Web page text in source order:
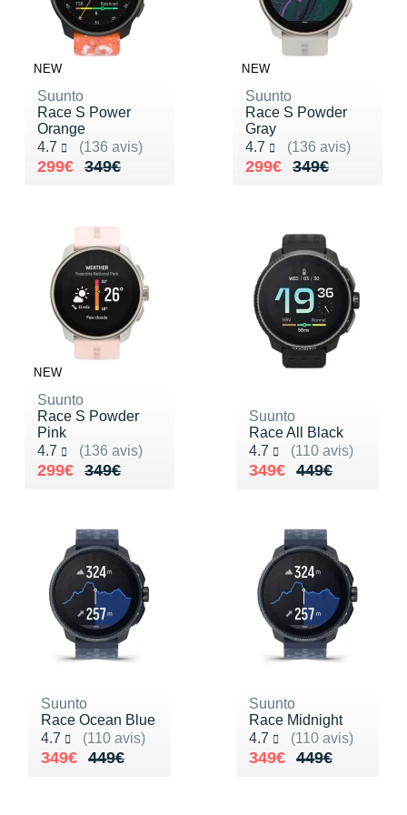
NEW
Suunto
Race S Power
Orange
4.7
(136 avis)
Noté 4.7 sur 5
349€
Au lieu de 349€
299€
Vendu 299€
NEW
Suunto
Race S Powder
Gray
4.7
(136 avis)
Noté 4.7 sur 5
349€
Au lieu de 349€
299€
Vendu 299€
NEW
Suunto
Race S Powder
Pink
4.7
(136 avis)
Noté 4.7 sur 5
349€
Au lieu de 349€
299€
Vendu 299€
Suunto
Race All Black
4.7
(110 avis)
Noté 4.7 sur 5
449€
Au lieu de 449€
349€
Vendu 349€
Suunto
Race Ocean Blue
4.7
(110 avis)
Noté 4.7 sur 5
449€
Au lieu de 449€
349€
Vendu 349€
Suunto
Race Midnight
4.7
(110 avis)
Noté 4.7 sur 5
449€
Au lieu de 449€
349€
Vendu 349€
PAR MARQUES
DÉSTOCKAGE
+ Voir tous lesaccessoires
NNormal
Odlo
On-Running
OVERSTIMS
Patagonia
Petzl
Puma
Raidlight
Reebok
Scarpa
Sidas
Smoon